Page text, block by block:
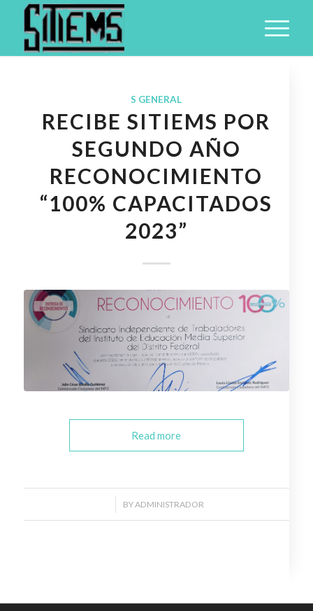
S GENERAL
RECIBE SITIEMS POR
SEGUNDO AÑO
RECONOCIMIENTO
“100% CAPACITADOS
2023”
Read more
BYADMINISTRADOR